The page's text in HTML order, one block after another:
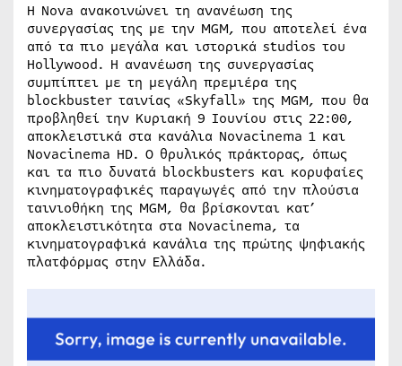
Η Nova ανακοινώνει τη ανανέωση της
συνεργασίας της με την MGM, που αποτελεί ένα
από τα πιο μεγάλα και ιστορικά studios του
Hollywood. Η ανανέωση της συνεργασίας
συμπίπτει με τη μεγάλη πρεμιέρα της
blockbuster ταινίας «Skyfall» της MGM, που θα
προβληθεί την Κυριακή 9 Ιουνίου στις 22:00,
αποκλειστικά στα κανάλια Novacinema 1 και
Novacinema HD. Ο θρυλικός πράκτορας, όπως
και τα πιο δυνατά blockbusters και κορυφαίες
κινηματογραφικές παραγωγές από την πλούσια
ταινιοθήκη της MGM, θα βρίσκονται κατ’
αποκλειστικότητα στα Novacinema, τα
κινηματογραφικά κανάλια της πρώτης ψηφιακής
πλατφόρμας στην Ελλάδα.